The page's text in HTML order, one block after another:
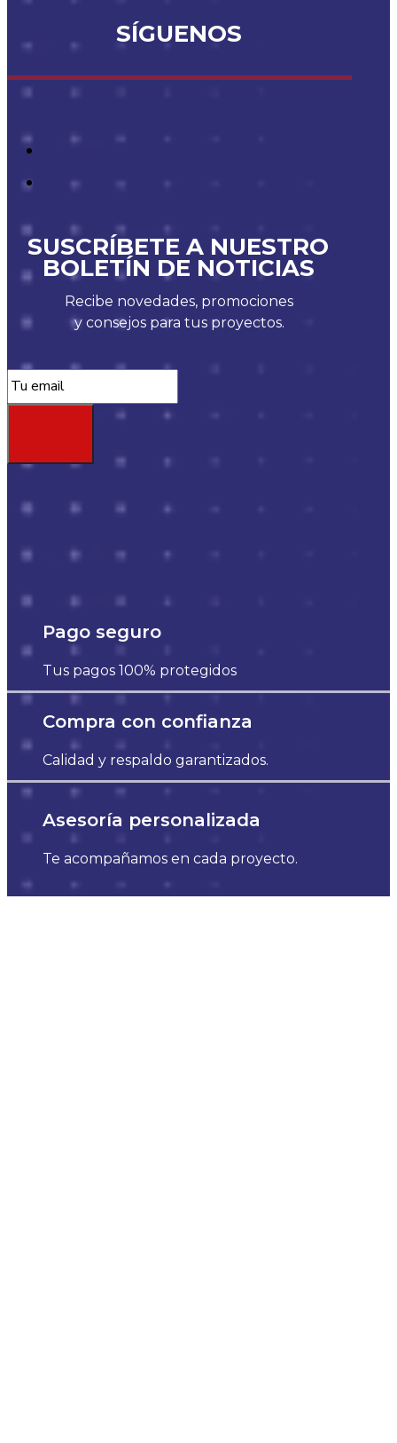
SÍGUENOS
SUSCRÍBETE A NUESTRO
BOLETÍN DE NOTICIAS
Recibe novedades, promociones
y consejos para tus proyectos.
Pago seguro
Tus pagos 100% protegidos
Compra con confianza
Calidad y respaldo garantizados.
Asesoría personalizada
Te acompañamos en cada proyecto.